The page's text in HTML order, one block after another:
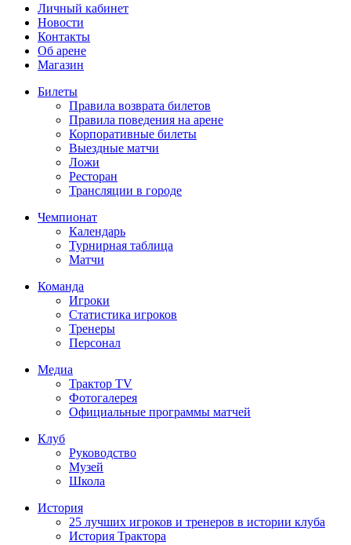
Личный кабинет
Новости
Контакты
Об арене
Магазин
Билеты
Правила возврата билетов
Правила поведения на арене
Корпоративные билеты
Выездные матчи
Ложи
Ресторан
Трансляции в городе
Чемпионат
Календарь
Турнирная таблица
Матчи
Команда
Игроки
Статистика игроков
Тренеры
Персонал
Медиа
Трактор TV
Фотогалерея
Официальные программы матчей
Клуб
Руководство
Музей
Школа
История
25 лучших игроков и тренеров в истории клуба
История Трактора